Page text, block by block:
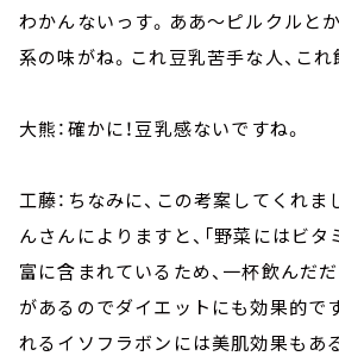
わかんないっす。ああ～ピルクルと
系の味がね。これ豆乳苦手な人、これ
大熊：確かに！豆乳感ないですね。
工藤：ちなみに、この考案してくれ
んさんによりますと、「野菜にはビ
富に含まれているため、一杯飲んだ
があるのでダイエットにも効果的で
れるイソフラボンには美肌効果もあ